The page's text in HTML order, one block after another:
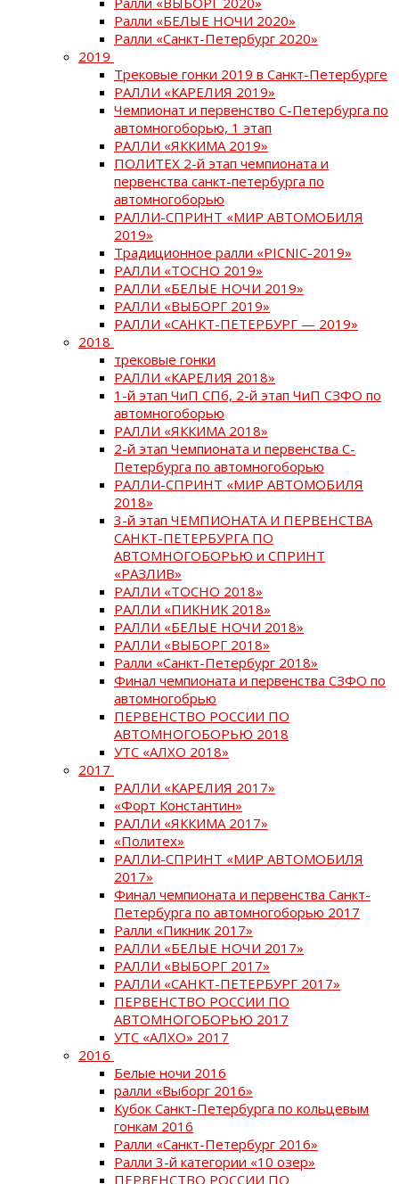
Ралли «БЕЛЫЕ НОЧИ 2020»
Ралли «Санкт-Петербург 2020»
2019
Трековые гонки 2019 в Санкт-Петербурге
РАЛЛИ «КАРЕЛИЯ 2019»
Чемпионат и первенство С-Петербурга по
автомногоборью, 1 этап
РАЛЛИ «ЯККИМА 2019»
ПОЛИТЕХ 2-й этап чемпионата и
первенства санкт-петербурга по
автомногоборью
РАЛЛИ-СПРИНТ «МИР АВТОМОБИЛЯ
2019»
Традиционное ралли «PICNIC-2019»
РАЛЛИ «ТОСНО 2019»
РАЛЛИ «БЕЛЫЕ НОЧИ 2019»
РАЛЛИ «ВЫБОРГ 2019»
РАЛЛИ «САНКТ-ПЕТЕРБУРГ — 2019»
2018
трековые гонки
РАЛЛИ «КАРЕЛИЯ 2018»
1-й этап ЧиП СПб, 2-й этап ЧиП СЗФО по
автомногоборью
РАЛЛИ «ЯККИМА 2018»
2-й этап Чемпионата и первенства С-
Петербурга по автомногоборью
РАЛЛИ-СПРИНТ «МИР АВТОМОБИЛЯ
2018»
3-й этап ЧЕМПИОНАТА И ПЕРВЕНСТВА
САНКТ-ПЕТЕРБУРГА ПО
АВТОМНОГОБОРЬЮ и СПРИНТ
«РАЗЛИВ»
РАЛЛИ «ТОСНО 2018»
РАЛЛИ «ПИКНИК 2018»
РАЛЛИ «БЕЛЫЕ НОЧИ 2018»
РАЛЛИ «ВЫБОРГ 2018»
Ралли «Санкт-Петербург 2018»
Финал чемпионата и первенства СЗФО по
автомногобрью
ПЕРВЕНСТВО РОССИИ ПО
АВТОМНОГОБОРЬЮ 2018
УТС «АЛХО 2018»
2017
РАЛЛИ «КАРЕЛИЯ 2017»
«Форт Константин»
РАЛЛИ «ЯККИМА 2017»
«Политех»
РАЛЛИ-СПРИНТ «МИР АВТОМОБИЛЯ
2017»
Финал чемпионата и первенства Санкт-
Петербурга по автомногоборью 2017
Ралли «Пикник 2017»
РАЛЛИ «БЕЛЫЕ НОЧИ 2017»
РАЛЛИ «ВЫБОРГ 2017»
РАЛЛИ «САНКТ-ПЕТЕРБУРГ 2017»
ПЕРВЕНСТВО РОССИИ ПО
АВТОМНОГОБОРЬЮ 2017
УТС «АЛХО» 2017
2016
Белые ночи 2016
ралли «Выборг 2016»
Кубок Санкт-Петербурга по кольцевым
гонкам 2016
Ралли «Санкт-Петербург 2016»
Ралли 3-й категории «10 озер»
ПЕРВЕНСТВО РОССИИ ПО